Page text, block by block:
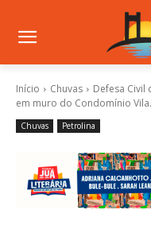
Início Chuvas
Defesa Civil
em muro do Condomínio
Chuvas Petrolina